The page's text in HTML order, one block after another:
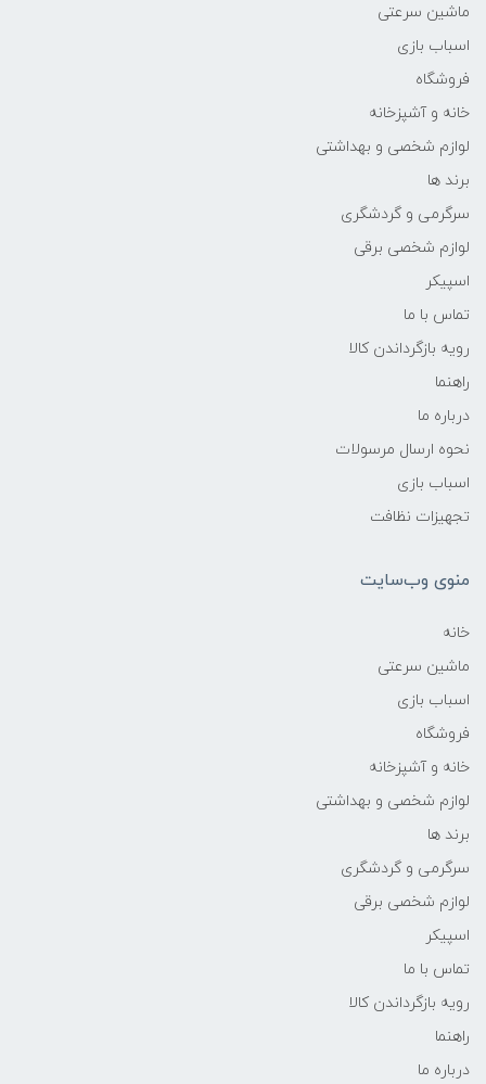
ماشین سرعتی
اسباب بازی
فروشگاه
خانه و آشپزخانه
لوازم شخصی و بهداشتی
برند ها
سرگرمی و گردشگری
لوازم شخصی برقی
اسپیکر
تماس با ما
رویه بازگرداندن کالا
راهنما
درباره ما
نحوه ارسال مرسولات
اسباب بازی
تجهیزات نظافت
منوی وب‌سایت
خانه
ماشین سرعتی
اسباب بازی
فروشگاه
خانه و آشپزخانه
لوازم شخصی و بهداشتی
برند ها
سرگرمی و گردشگری
لوازم شخصی برقی
اسپیکر
تماس با ما
رویه بازگرداندن کالا
راهنما
درباره ما